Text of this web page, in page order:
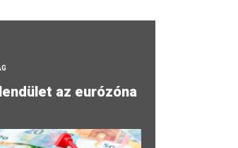
az eurózóna